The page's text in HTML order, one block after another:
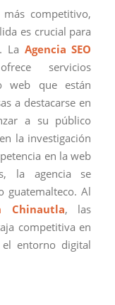
competitivo,
es crucial para
La Agencia SEO
servicios
web que están
a destacarse en
a su público
la investigación
en la web
la agencia se
guatemalteco. Al
Chinautla, las
competitiva en
entorno digital